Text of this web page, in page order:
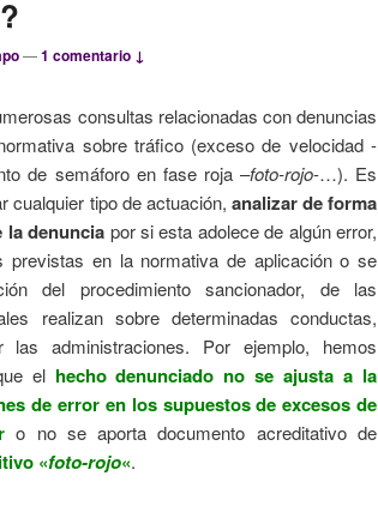
—1 comentario ↓
consultas relacionadas con denuncias
sobre tráfico (exceso de velocidad -
de semáforo en fase roja –foto-rojo-…). Es
cualquier tipo de actuación, analizar de forma
la denuncia por si esta adolece de algún error,
previstas en la normativa de aplicación o se
del procedimiento sancionador, de las
realizan sobre determinadas conductas,
administraciones. Por ejemplo, hemos
el hecho denunciado no se ajusta a la
de error en los supuestos de excesos de
o no se aporta documento acreditativo de
«foto-rojo«.